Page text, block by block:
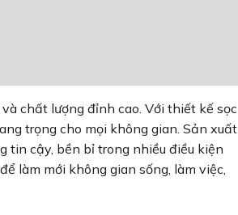
chất lượng đỉnh cao. Với thiết kế sọc
trọng cho mọi không gian. Sản xuất
tin cậy, bền bỉ trong nhiều điều kiện
làm mới không gian sống, làm việc,